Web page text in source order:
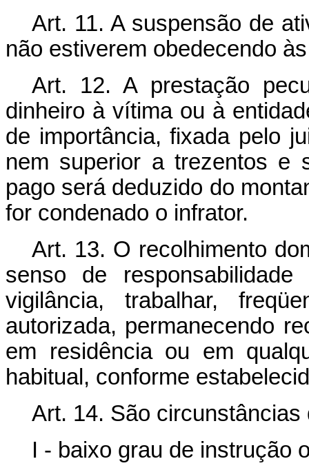
Art. 11. A suspensão de
não estiverem obedecendo
Art. 12. A prestação
dinheiro à vítima ou à
de importância, fixada pelo
nem superior a trezentos e
pago será deduzido do
for condenado o infrator.
Art. 13. O recolhimento
senso de
vigilância, trabalhar,
autorizada, permanecendo
em residência ou em
habitual, conforme
Art. 14. São circunstâncias
I - baixo grau de instrução